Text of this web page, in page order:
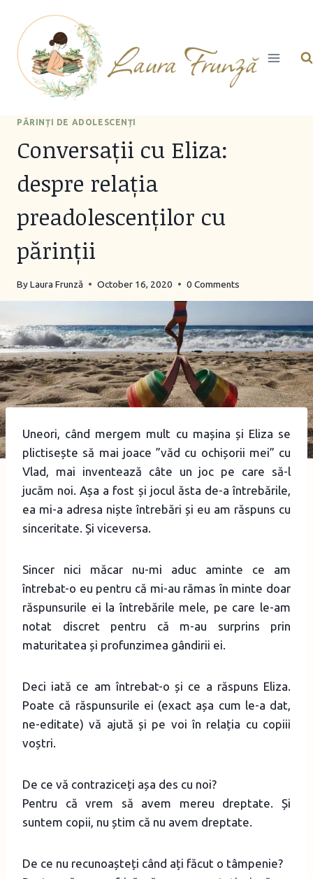
content
PĂRINȚI DE ADOLESCENȚI
Conversații cu Eliza:
despre relația
preadolescenților cu
părinții
ByLaura Frunză October 16, 2020 0 Comments
Uneori, când mergem mult cu mașina și Eliza se
plictisește să mai joace ”văd cu ochișorii mei” cu
Vlad, mai inventează câte un joc pe care să-l
jucăm noi. Așa a fost și jocul ăsta de-a întrebările,
ea mi-a adresa niște întrebări și eu am răspuns cu
sinceritate. Și viceversa.
Sincer nici măcar nu-mi aduc aminte ce am
întrebat-o eu pentru că mi-au rămas în minte doar
răspunsurile ei la întrebările mele, pe care le-am
notat discret pentru că m-au surprins prin
maturitatea și profunzimea gândirii ei.
Deci iată ce am întrebat-o și ce a răspuns Eliza.
Poate că răspunsurile ei (exact așa cum le-a dat,
ne-editate) vă ajută și pe voi în relația cu copiii
voștri.
De ce vă contraziceți așa des cu noi?
Pentru că vrem să avem mereu dreptate. Și
suntem copii, nu știm că nu avem dreptate.
De ce nu recunoașteți când ați făcut o tâmpenie?